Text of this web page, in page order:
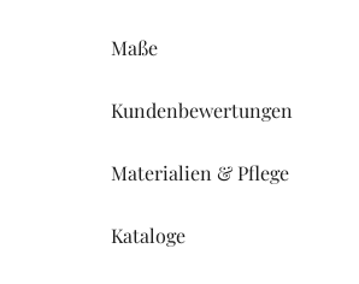
Maße
Kundenbewertungen
Materialien & Pflege
Kataloge